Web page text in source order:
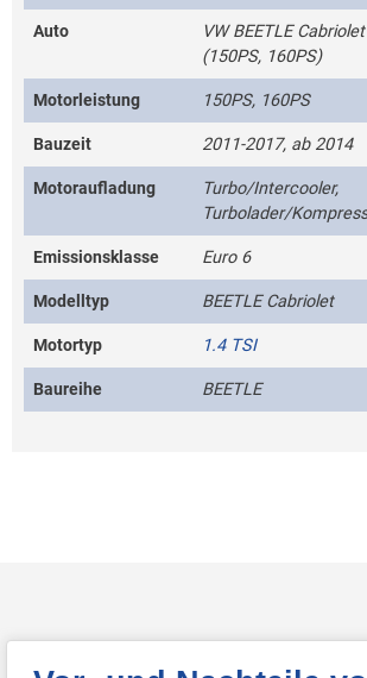
Auto
VW BEETLE
(150PS, 160PS)
Motorleistung 150PS, 160PS
Bauzeit 2011-2017, ab 2014
Motoraufladung
Turbo/Intercooler,
Turbolader/
Emissionsklasse Euro 6
Modelltyp BEETLE Cabriolet
Motortyp 1.4 TSI
Baureihe BEETLE